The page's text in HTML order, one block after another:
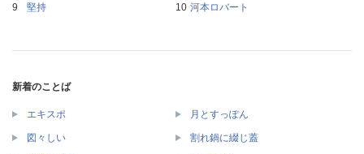
堅持
河本ロバート
新着のことば
エキスポ 月とすっぽん
図々しい 割れ鍋に綴じ蓋